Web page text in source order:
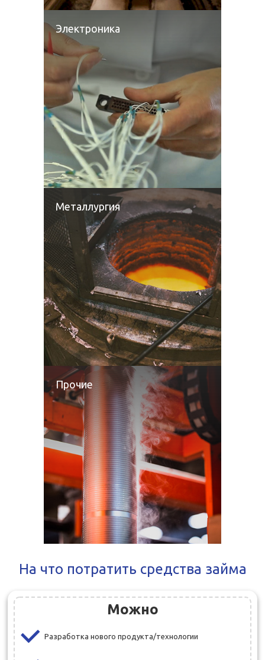
Электроника
Металлургия
Прочие
На что потратить средства займа
Можно
Разработка нового продукта/технологии